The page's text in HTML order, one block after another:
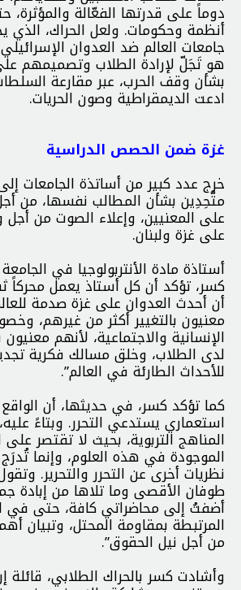
دوماً على قدرتها الفعّالة
أنظمة وحكومات. ولعل الحراك، الذي
جامعات العالم ضد العدوان
هو تَجَلّ لإرادة الطلاب وتصميمهم
بشأن وقف الحرب، عبر مقارعة
ادعت الديمقراطية وصون الحريات.
غزة ضمن الحصص الدراسية
خرج عدد كبير من أساتذة الجامعات
متَّحِدِين بشأن المطالب نفسها، من
على المعنيين، وإعلاء الصوت من
على غزة ولبنان.
أستاذة مادة الأنتربولوجيا في الجامعة
كسر، تؤكد أن كل أستاذ يعمل محركاً
أن أحدث العدوان على غزة صدمة
معنيون بالتغيير أكثر من غيرهم،
الإنسانية والاجتماعية، لأنهم
لدى الطلاب، وخلق مسالك فكرية
للأحداث الطارئة في العالم”.
كما تؤكد كسر، في حديثها، أن
استعماري يستدعي التحرر. وبتاءً
المناهج التربوية، بحيث لا تقتصر على
الموجودة في هذه العلوم، وإنما
نظريات أخرى عن التحرر والتحرير.
طوفان الأقصى وما تلاها من إبادة
أضفتُ إلى محاضراتي كافة، حتى في
المرتبطة بمقاومة المحتل، وتبيان
من أجل نيل الحقوق”.
وأشادت كسر بالحراك الطلابي، قائلة